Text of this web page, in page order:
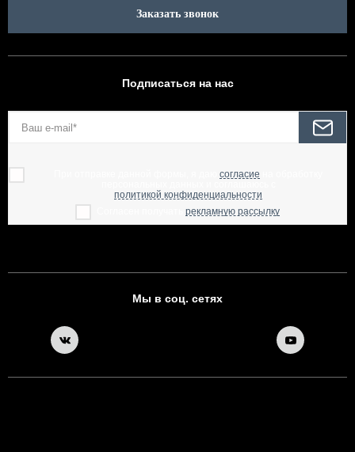
Заказать звонок
Подписаться на нас
согласие
политикой конфиденциальности
рекламную рассылку
Мы в соц. сетях